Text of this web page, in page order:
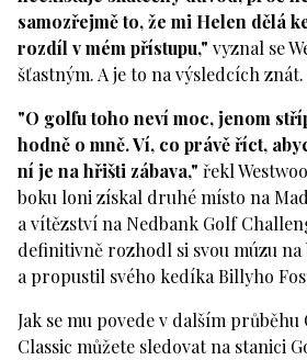
samozřejmě to, že mi Helen dělá
rozdíl v mém přístupu," vyznal se
šťastným. A je to na výsledcích znát.
"O golfu toho neví moc, jenom
hodně o mně. Ví, co právě říct,
ní je na hřišti zábava," řekl
boku loni získal druhé místo na
a vítězství na Nedbank Golf
definitivně rozhodl si svou múzu
a propustil svého kedíka Billyho
Jak se mu povede v dalším průběhu
Classic můžete sledovat na stanici